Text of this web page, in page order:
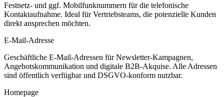
Festnetz- und ggf. Mobilfunknummern für die telefonische
Kontaktaufnahme. Ideal für Vertriebsteams, die potenzielle Kunden
direkt ansprechen möchten.
E-Mail-Adresse
Geschäftliche E-Mail-Adressen für Newsletter-Kampagnen,
Angebotskommunikation und digitale B2B-Akquise. Alle Adressen
sind öffentlich verfügbar und DSGVO-konform nutzbar.
Homepage